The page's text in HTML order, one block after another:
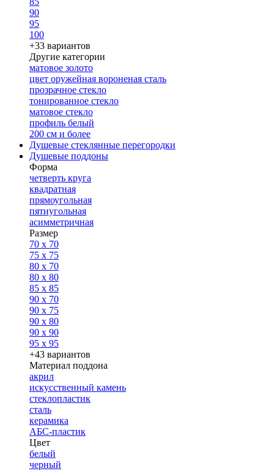
90
95
100
+33 вариантов
Другие категории
матовое золото
цвет оружейная вороненая сталь
прозрачное стекло
тонированное стекло
матовое стекло
профиль белый
200 см и более
Душевые стеклянные перегородки
Душевые поддоны
Форма
четверть круга
квадратная
прямоугольная
пятиугольная
асимметричная
Размер
70 x 70
75 x 75
80 x 70
80 x 80
85 x 85
90 x 70
90 x 75
90 x 80
90 x 90
95 x 95
+43 вариантов
Материал поддона
акрил
искусственный камень
стеклопластик
сталь
керамика
АБС-пластик
Цвет
белый
черный